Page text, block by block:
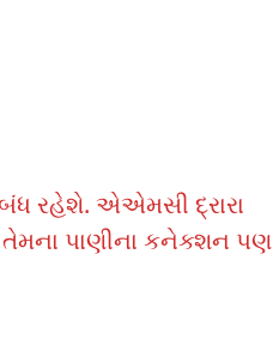
રહેશે. એએમસી દ્રારા
તેમના પાણીના કનેક્શન પણ